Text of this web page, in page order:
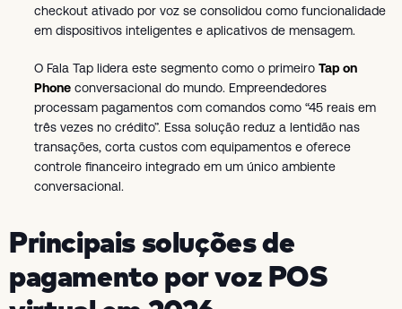
checkout ativado por voz se consolidou como funcionalidade
em dispositivos inteligentes e aplicativos de mensagem.
O Fala Tap lidera este segmento como o primeiro Tap on
Phone conversacional do mundo. Empreendedores
processam pagamentos com comandos como “45 reais em
três vezes no crédito”. Essa solução reduz a lentidão nas
transações, corta custos com equipamentos e oferece
controle financeiro integrado em um único ambiente
conversacional.
Principais soluções de
pagamento por voz POS